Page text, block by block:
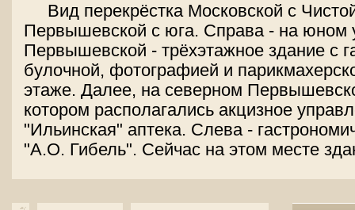
Вид перекрёстка Московской с
Первышевской с юга. Справа - на юном
Первышевской - трёхэтажное здание с
булочной, фотографией и
этаже. Далее, на северном
котором располагались акцизное
"Ильинская" аптека. Слева -
"А.О. Гибель". Сейчас на этом месте